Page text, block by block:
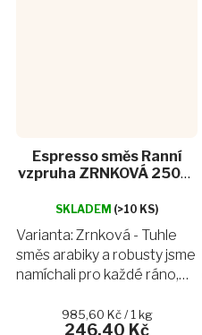
Espresso směs Ranní
vzpruha ZRNKOVÁ 250g |
SKLADEM (>10 KS)
246,40 Kč
Měrná
cena:
985,60 Kč / 1 kg
Varianta: Zrnková - Tuhle
směs arabiky a robusty jsme
namíchali pro každé ráno,
Postaví vás na nohy a svou